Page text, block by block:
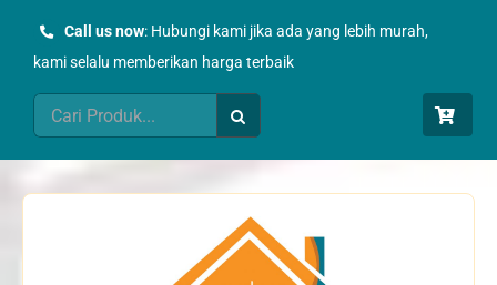
Call us now: Hubungi kami jika ada yang lebih murah,
kami selalu memberikan harga terbaik
Search
for: